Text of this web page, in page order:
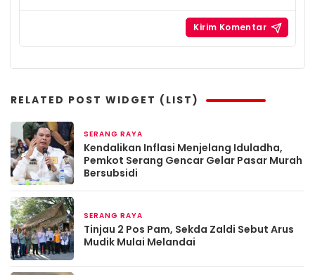
RELATED POST WIDGET (LIST)
SERANG RAYA
Kendalikan Inflasi Menjelang Iduladha,
Pemkot Serang Gencar Gelar Pasar Murah
Bersubsidi
SERANG RAYA
Tinjau 2 Pos Pam, Sekda Zaldi Sebut Arus
Mudik Mulai Melandai